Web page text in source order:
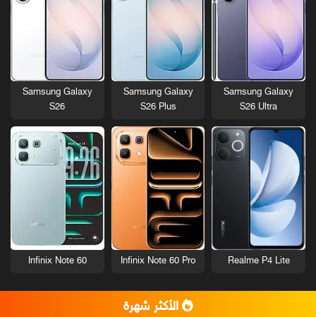
Samsung Galaxy
S26 Ultra
Samsung Galaxy
S26 Plus
Samsung Galaxy
S26
Realme P4 Lite
Infinix Note 60 Pro
Infinix Note 60
الأكثر شهرة